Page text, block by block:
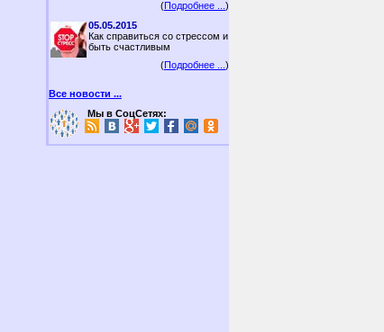
(Подробнее ... )
05.05.2015
Как справиться со стрессом и
быть счастливым
(Подробнее ... )
Все новости ...
Мы в СоцСетях: